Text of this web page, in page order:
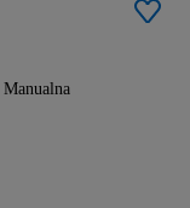
Manualna